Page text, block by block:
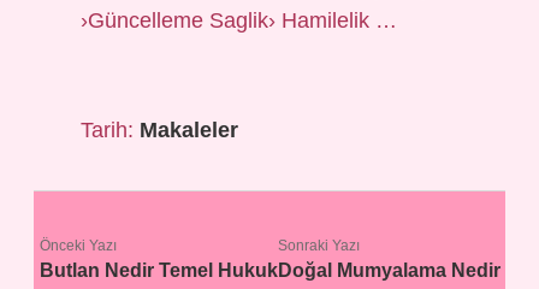
›Güncelleme Saglik› Hamilelik …
Tarih: Makaleler
Önceki Yazı
Butlan Nedir Temel Hukuk
Sonraki Yazı
Doğal Mumyalama Nedir